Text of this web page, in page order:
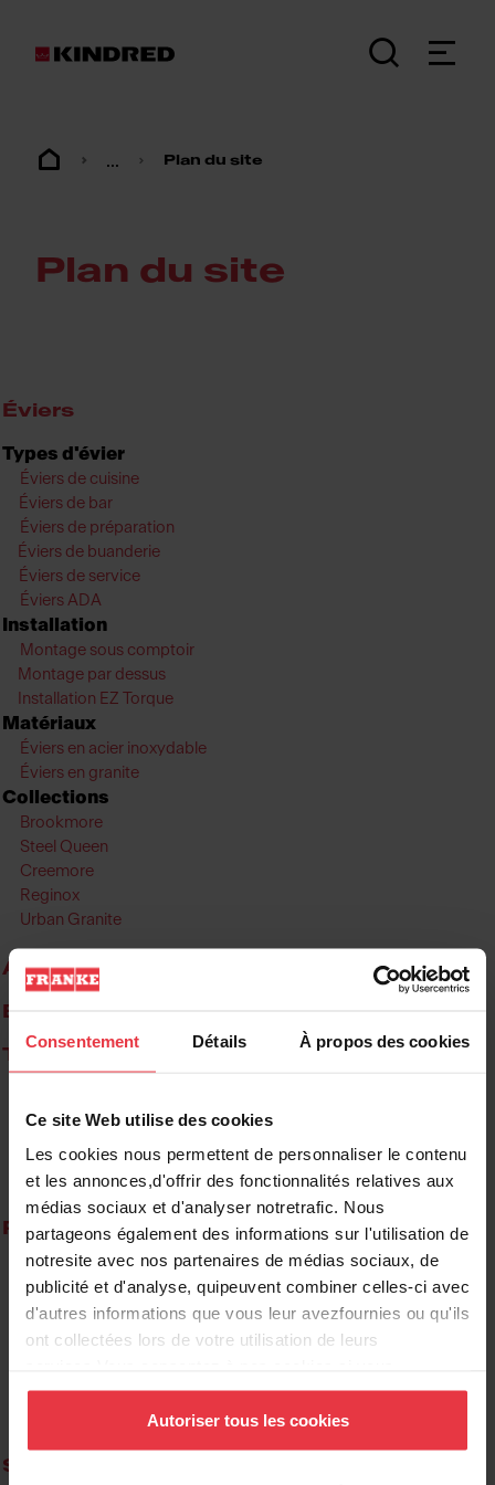
Consentement Détails À propos des cookies
Ce site Web utilise des cookies
Les cookies nous permettent de personnaliser le contenu
et les annonces,d'offrir des fonctionnalités relatives aux
médias sociaux et d'analyser notretrafic. Nous
partageons également des informations sur l'utilisation de
notresite avec nos partenaires de médias sociaux, de
publicité et d'analyse, quipeuvent combiner celles-ci avec
d'autres informations que vous leur avezfournies ou qu'ils
ont collectées lors de votre utilisation de leurs
continuez à utiliser notre site Web.
Autoriser tous les cookies
... Plan du site
Plan du site
Éviers
Types d'évier
Éviers de cuisine
Éviers de bar
Éviers de préparation
Éviers de buanderie
Éviers de service
Éviers ADA
Installation
Montage sous comptoir
Montage par dessus
Installation EZ Torque
Matériaux
Éviers en acier inoxydable
Éviers en granite
Collections
Brookmore
Steel Queen
Creemore
Reginox
Urban Granite
Accessoires d'évier
Broyeurs de déchets
Tous les produits
Ressources
Pourquoi Kindred
Inspiration
Entretien d'un éviers
Soutien